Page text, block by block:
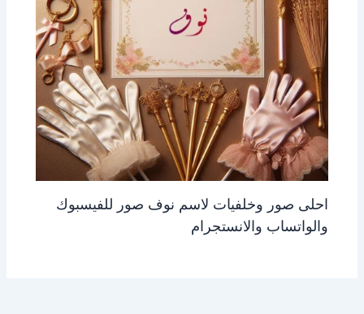
احلى صور وخلفيات لاسم نوف صور للفيسبوك
والواتساب والانستجرام